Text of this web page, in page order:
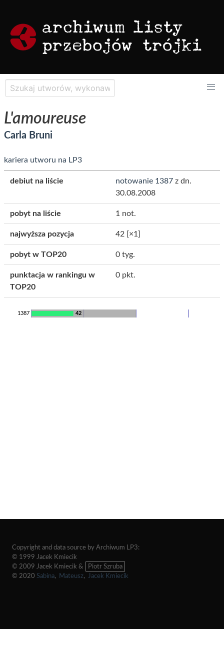
L'amoureuse
Carla Bruni
kariera utworu na LP3
debiut na liście notowanie 1387 z dn.
30.08.2008
pobyt na liście 1 not.
najwyższa pozycja 42 [×1]
pobyt w TOP20 0 tyg.
punktacja w rankingu w
TOP20
0 pkt.
42
1387
Copyright and data source by Archiwum LP3:
© 1999 Jacek Kmiecik
© 2009 Jacek Kmiecik &
Piotr Szruba
© 2020 Sabina, Mateusz, Jacek Kmiecik